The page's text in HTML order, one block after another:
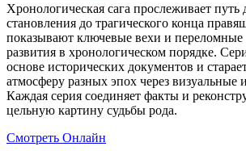
Хронологическая сага прослеживает путь
становления до трагического конца
показывают ключевые вехи и
развития в хронологическом порядке.
основе исторических документов и
атмосферу разных эпох через визуальные
Каждая серия соединяет факты и
цельную картину судьбы рода.
Смотреть Онлайн